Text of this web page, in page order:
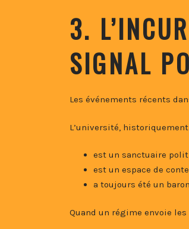
3.
SIGNAL
Les événements récents
L’université, historiquement
est un sanctuaire
est un espace de
a toujours été un
Quand un régime envoie